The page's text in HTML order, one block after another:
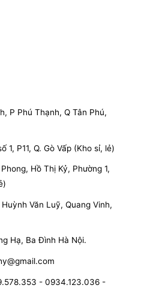
P Phú Thạnh, Q Tân Phú,
1, P11, Q. Gò Vấp (Kho sỉ, lẻ)
Hồ Thị Kỷ, Phường 1,
Văn Luỹ, Quang Vinh,
Hạ, Ba Đình Hà Nội.
- 0934.123.036 -